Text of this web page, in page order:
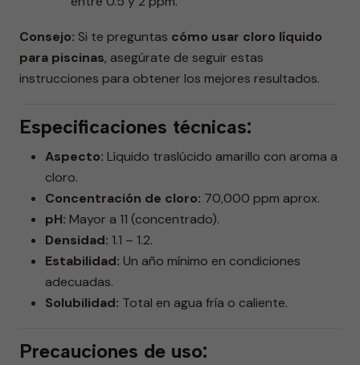
Consejo: Si te preguntas cómo usar cloro líquido
para piscinas, asegúrate de seguir estas
instrucciones para obtener los mejores resultados.
Especificaciones técnicas:
Aspecto: Líquido traslúcido amarillo con aroma a
cloro.
Concentración de cloro: 70,000 ppm aprox.
pH: Mayor a 11 (concentrado).
Densidad: 1.1 – 1.2.
Estabilidad: Un año mínimo en condiciones
adecuadas.
Solubilidad: Total en agua fría o caliente.
Precauciones de uso: